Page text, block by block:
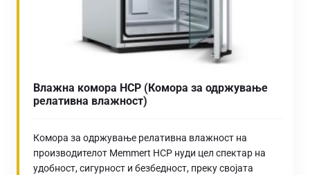
Влажна комора HCP (Комора за одржување
релативна влажност)
Комора за одржување релативна влажност на
производителот Memmert HCP нуди цел спектар на
удобност, сигурност и безбедност, преку својата